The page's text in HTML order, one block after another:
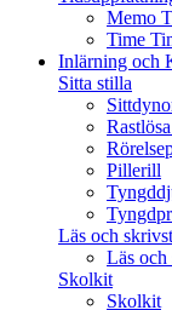
Memo
Time
Inlärning och
Sitta stilla
Pillerill
Läs och
Läs och
Skolkit
Skolkit